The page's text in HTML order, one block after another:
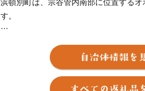
浜頓別町は、宗谷管内南部に位置する
す。
面積は４０１．６４平方キロメートル。
地勢はほぼ平坦で、南東および南西は
部には頓別川が流れ、オホーツク海に注
流氷が育むミネラル豊かなオホーツク